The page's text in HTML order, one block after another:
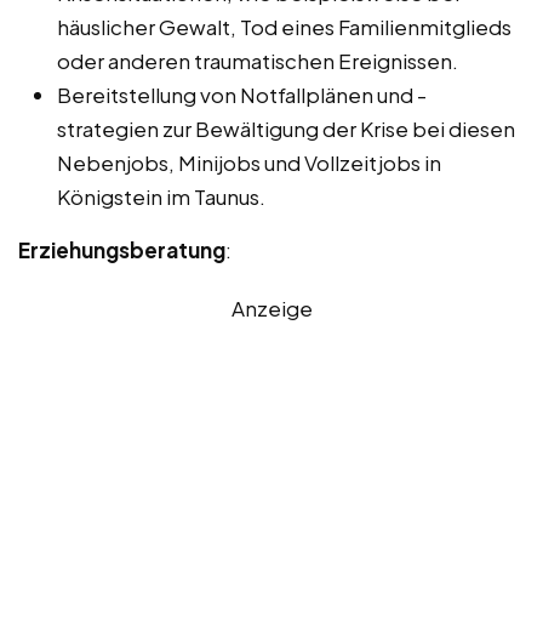
häuslicher Gewalt, Tod eines Familienmitglieds
oder anderen traumatischen Ereignissen.
Bereitstellung von Notfallplänen und -
strategien zur Bewältigung der Krise bei diesen
Nebenjobs, Minijobs und Vollzeitjobs in
Königstein im Taunus.
Erziehungsberatung:
Anzeige